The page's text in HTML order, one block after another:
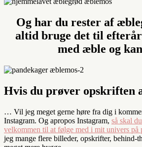
Og har du rester af
altid bruge det til
med æble og
Hvis du prøver opskriften
… Vil jeg meget gerne høre fra dig i
Instagram. Og apropos Instagram, så skal
velkommen til at følge med i mit univers på
jeg mange flere billeder, opskrifter, behind-